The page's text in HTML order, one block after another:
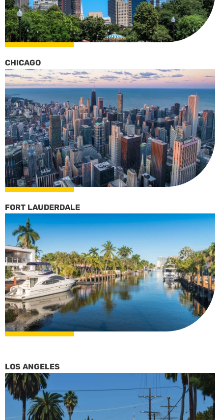
CHICAGO
FORT LAUDERDALE
LOS ANGELES